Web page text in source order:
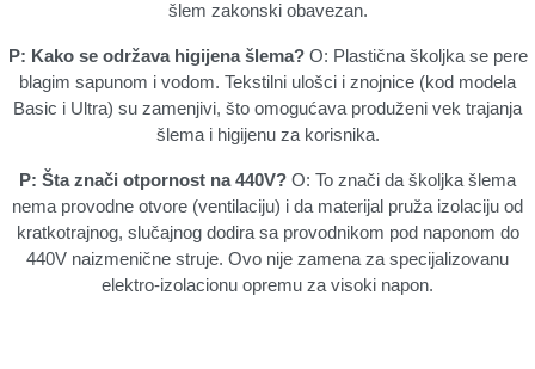
šlem zakonski obavezan.
P: Kako se održava higijena šlema?O: Plastična školjka se pere
blagim sapunom i vodom. Tekstilni ulošci i znojnice (kod modela
Basic i Ultra) su zamenjivi, što omogućava produženi vek trajanja
šlema i higijenu za korisnika.
P: Šta znači otpornost na 440V? O: To znači da školjka šlema
nema provodne otvore (ventilaciju) i da materijal pruža izolaciju od
kratkotrajnog, slučajnog dodira sa provodnikom pod naponom do
440V naizmenične struje. Ovo nije zamena za specijalizovanu
elektro-izolacionu opremu za visoki napon.